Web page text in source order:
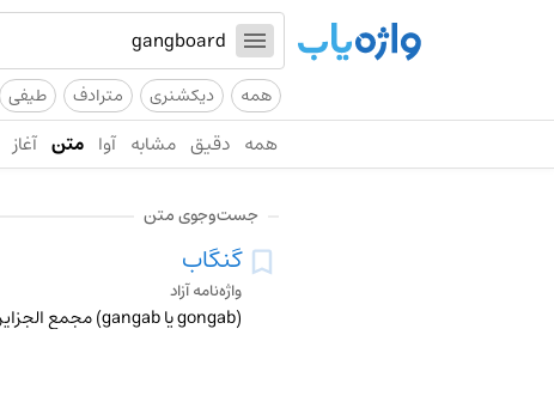
همه دیکشنری مترادف طیفی
همه دقیق مشابه آوا متن آغاز
جست‌وجوی متن
گنگاب
واژه‌نامه آزاد
(gongab یا gangab) مجمع الجزایر. گنگبار (gangbar) نیز گفته شده است.